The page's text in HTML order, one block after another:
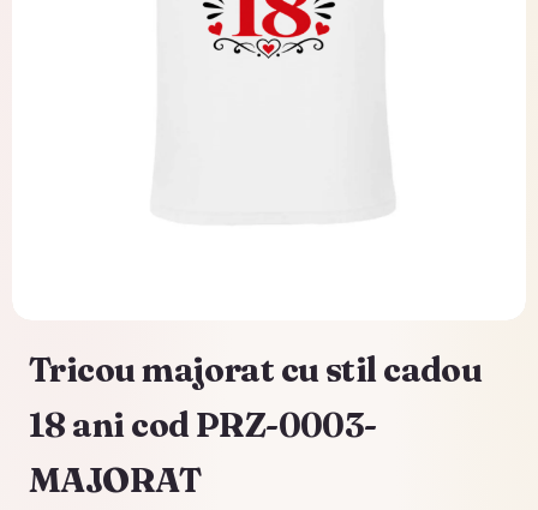
Tricou majorat cu stil cadou
18 ani cod PRZ-0003-
MAJORAT